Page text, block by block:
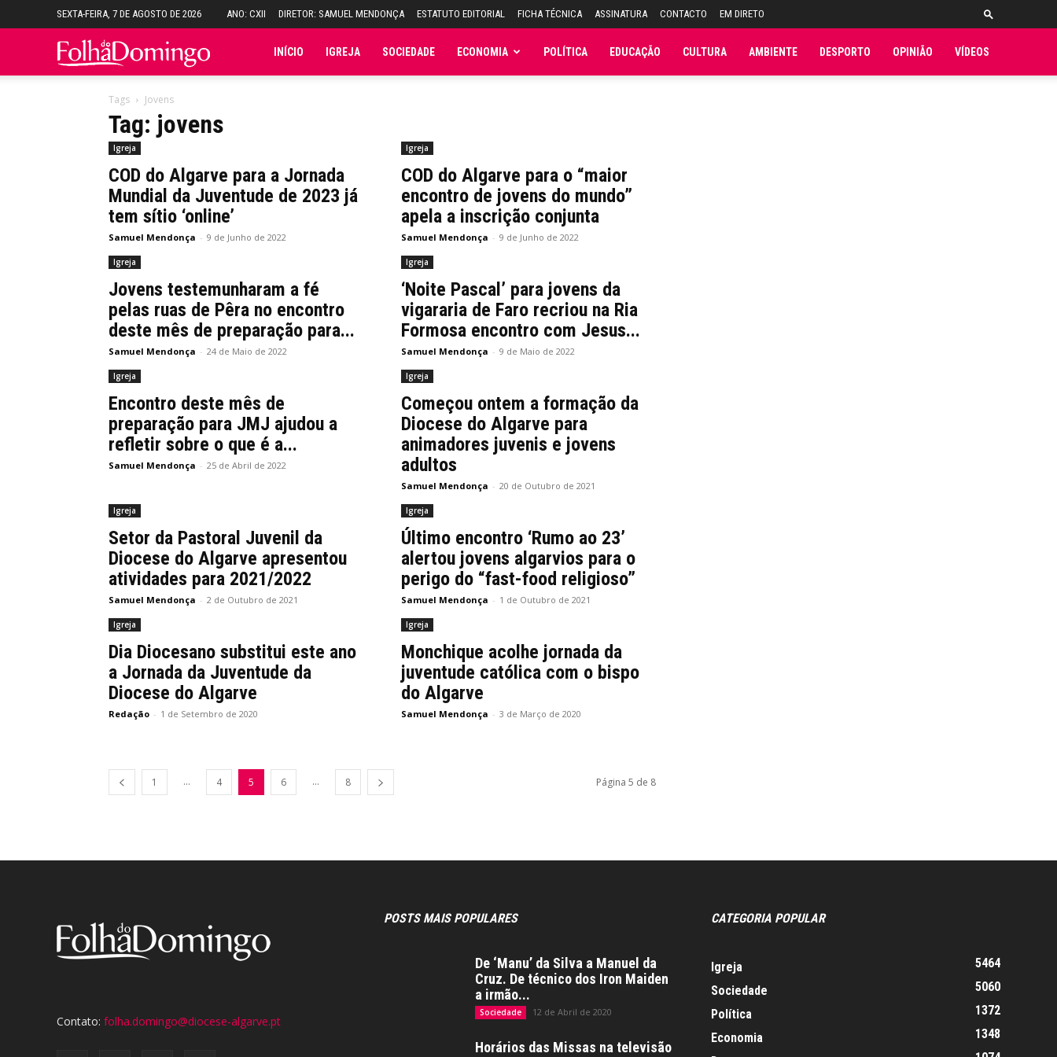
SEXTA-FEIRA, 7 DE AGOSTO DE 2026 ANO: CXII DIRETOR: SAMUEL MENDONÇA ESTATUTO EDITORIAL FICHA TÉCNICA ASSINATURA CONTACTO EM DIRETO
Folha INÍCIO IGREJA SOCIEDADE ECONOMIA POLÍTICA EDUCAÇÃO CULTURA AMBIENTE DESPORTO OPINIÃO VÍDEOS
Tags Jovens
Tag: jovens
Igreja
COD do Algarve para a Jornada
Mundial da Juventude de 2023 já
tem sítio ‘online’
Samuel Mendonça - 9 de Junho de 2022
Igreja
COD do Algarve para o “maior
encontro de jovens do mundo”
apela a inscrição conjunta
Samuel Mendonça - 9 de Junho de 2022
Igreja
Jovens testemunharam a fé
pelas ruas de Pêra no encontro
deste mês de preparação para...
Samuel Mendonça - 24 de Maio de 2022
Igreja
‘Noite Pascal’ para jovens da
vigararia de Faro recriou na Ria
Formosa encontro com Jesus...
Samuel Mendonça - 9 de Maio de 2022
Igreja
Encontro deste mês de
preparação para JMJ ajudou a
refletir sobre o que é a...
Samuel Mendonça - 25 de Abril de 2022
Igreja
Começou ontem a formação da
Diocese do Algarve para
animadores juvenis e jovens
adultos
Samuel Mendonça - 20 de Outubro de 2021
Igreja
Setor da Pastoral Juvenil da
Diocese do Algarve apresentou
atividades para 2021/2022
Samuel Mendonça - 2 de Outubro de 2021
Igreja
Último encontro ‘Rumo ao 23’
alertou jovens algarvios para o
perigo do “fast-food religioso”
Samuel Mendonça - 1 de Outubro de 2021
Igreja
Dia Diocesano substitui este ano
a Jornada da Juventude da
Diocese do Algarve
Redação - 1 de Setembro de 2020
Igreja
Monchique acolhe jornada da
juventude católica com o bispo
do Algarve
Samuel Mendonça - 3 de Março de 2020
1 ... 4 5 6 ... 8 Página 5 de 8
Contato: folha.domingo@diocese-algarve.pt
POSTS MAIS POPULARES
De ‘Manu’ da Silva a Manuel da
Cruz. De técnico dos Iron Maiden
a irmão...
Sociedade 12 de Abril de 2020
Horários das Missas na televisão
CATEGORIA POPULAR
Igreja
5464
Sociedade
5060
Política
1372
Economia
1348